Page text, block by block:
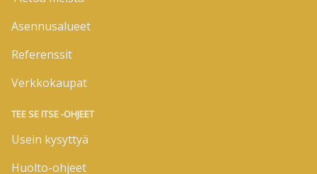
Asennusalueet
Referenssit
Verkkokaupat
TEE SE ITSE -OHJEET
Usein kysyttyä
Huolto-ohjeet